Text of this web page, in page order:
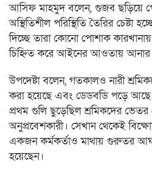
আসিফ মাহমুদ বলেন, গুজব ছড়িয়ে
অস্থিতিশীল পরিস্থিতি তৈরির চেষ্টা
দিচ্ছে তারা কোনো পোশাক
চিহ্নিত করে আইনের আওতায়
উপদেষ্টা বলেন, গতকালও নারী
করা হয়েছে এবং ডেডবডি পড়ে
প্রথম গুলি ছুড়েছিল শ্রমিকদের
অনুপ্রবেশকারী। সেখান থেকেই
একজন কর্মকর্তাও মাথায় গুরুতর
হয়েছেন।